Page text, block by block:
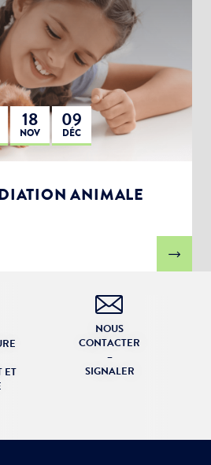
18
NOV
09
DÉC
ANIMALE
ET
NOUS
CONTACTER
–
SIGNALER